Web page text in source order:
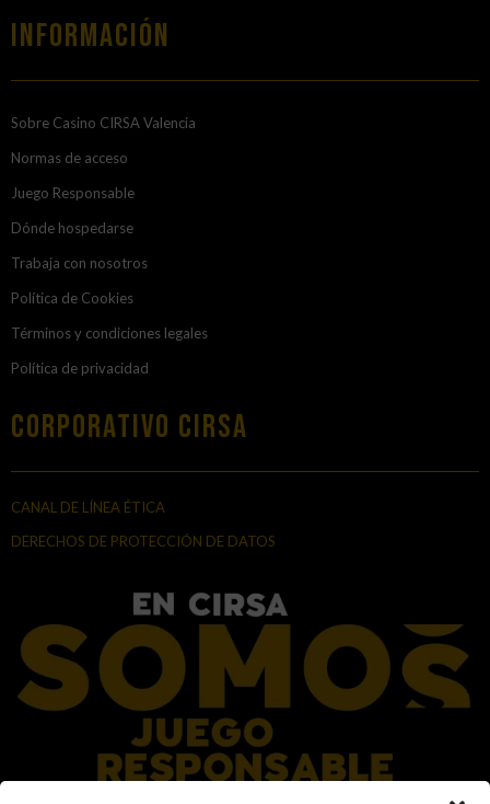
Información
Sobre Casino CIRSA Valencia
Normas de acceso
Juego Responsable
Dónde hospedarse
Trabaja con nosotros
Política de Cookies
Términos y condiciones legales
Política de privacidad
Corporativo Cirsa
CANAL DE LÍNEA ÉTICA
DERECHOS DE PROTECCIÓN DE DATOS